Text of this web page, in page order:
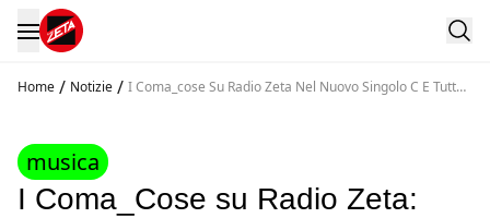
Home / Notizie / I Coma_cose Su Radio Zeta Nel Nuovo Singolo C E Tutto
musica
I Coma_Cose su Radio Zeta: